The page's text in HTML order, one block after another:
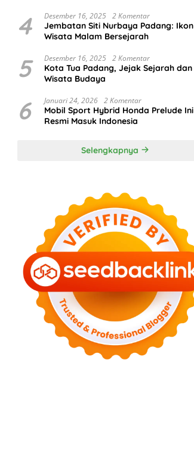
4 Desember 16, 2025 2 Komentar
Jembatan Siti Nurbaya Padang: Ikon
Wisata Malam Bersejarah
5 Desember 16, 2025 2 Komentar
Kota Tua Padang, Jejak Sejarah dan
Wisata Budaya
6 Januari 24, 2026 2 Komentar
Mobil Sport Hybrid Honda Prelude Ini
Resmi Masuk Indonesia
Selengkapnya